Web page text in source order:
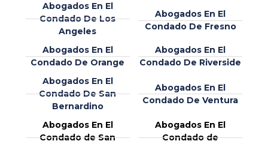
Abogados En El
Condado De Los
Angeles
Abogados En El
Condado De Fresno
Abogados En El
Condado De Orange
Abogados En El
Condado De Riverside
Abogados En El
Condado De San
Bernardino
Abogados En El
Condado De Ventura
Abogados En El
Condado de San
Abogados En El
Condado de